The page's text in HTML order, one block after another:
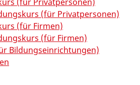
(für Privatpersonen)
(für Firmen)
(für Firmen)
Bildungseinrichtungen)